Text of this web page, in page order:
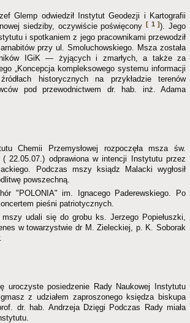
Glemp odwiedził Instytut Geodezji i Kartografii
siedziby, oczywiście poświęcony [ 1 ]). Jego
i spotkaniem z jego pracownikami przewodził
przy ul. Smoluchowskiego. Msza została
IGiK — żyjących i zmarłych, a także za
„Koncepcja kompleksowego systemu informacji
historycznych na przykładzie terenów
pod przewodnictwem dr. hab. inż. Adama
Chemii Przemysłowej rozpoczęła msza św.
22.05.07.) odprawiona w intencji Instytutu przez
Podczas mszy ksiądz Malacki wygłosił
powszechną.
"POLONIA" im. Ignacego Paderewskiego. Po
pieśni patriotycznych.
udali się do grobu ks. Jerzego Popiełuszki,
w towarzystwie dr M. Zieleckiej, p. K. Soborak
uroczyste posiedzenie Rady Naukowej Instytutu
z udziałem zaproszonego księdza biskupa
dr. hab. Andrzeja Dzięgi Podczas Rady miała